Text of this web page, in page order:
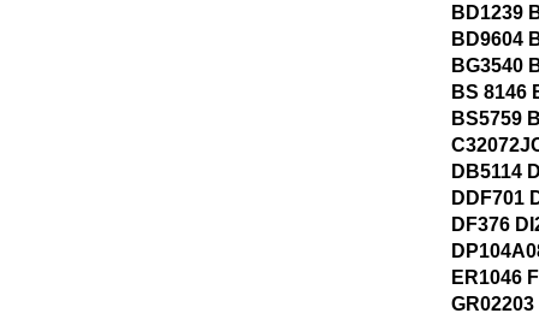
BD1239
BD9604
BG3540
BS 8146
BS5759
DB5114
DDF701
DF376
ER1046